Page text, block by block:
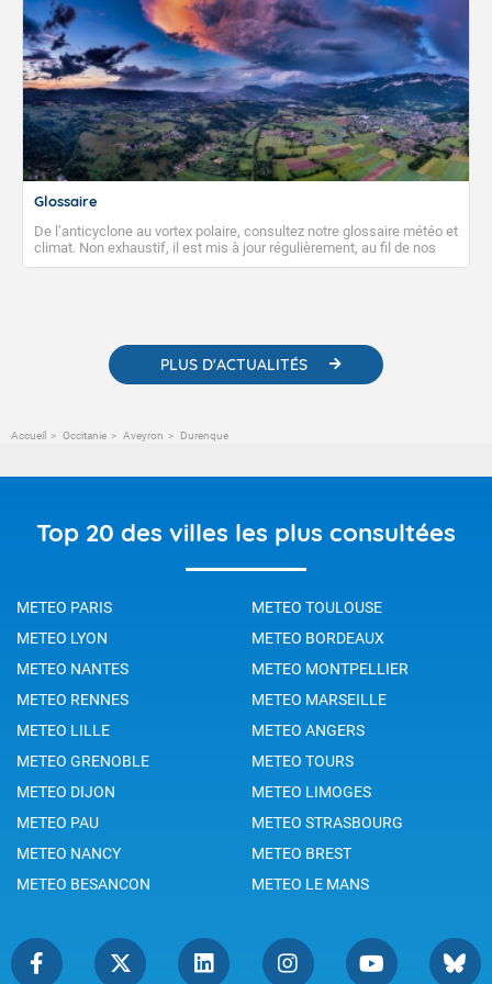
Glossaire
De l’anticyclone au vortex polaire, consultez notre glossaire météo et
climat. Non exhaustif, il est mis à jour régulièrement, au fil de nos
publications. Vous y trouverez également des liens utiles vers nos
PLUS D'ACTUALITÉS
Accueil Occitanie Aveyron Durenque
Top 20 des villes les plus consultées
METEO PARIS
METEO TOULOUSE
METEO LYON
METEO BORDEAUX
METEO NANTES
METEO MONTPELLIER
METEO RENNES
METEO MARSEILLE
METEO LILLE
METEO ANGERS
METEO GRENOBLE
METEO TOURS
METEO DIJON
METEO LIMOGES
METEO PAU
METEO STRASBOURG
METEO NANCY
METEO BREST
METEO BESANCON
METEO LE MANS